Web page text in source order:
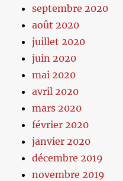
septembre 2020
août 2020
juillet 2020
juin 2020
mai 2020
avril 2020
mars 2020
février 2020
janvier 2020
décembre 2019
novembre 2019